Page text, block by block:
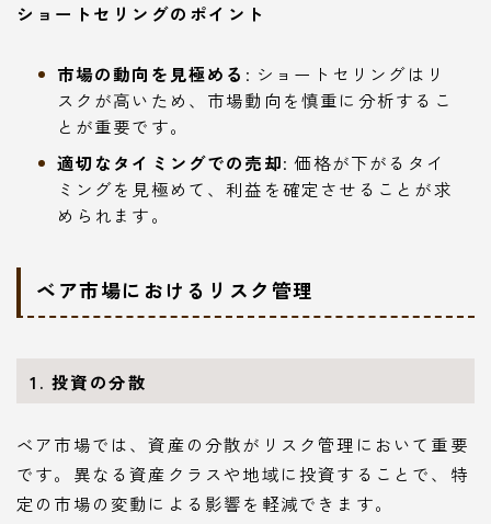
ショートセリングのポイント
市場の動向を見極める : ショートセリングはリ
スクが高いため、市場動向を慎重に分析するこ
とが重要です。
適切なタイミングでの売却: 価格が下がるタイ
ミングを見極めて、利益を確定させることが求
められます。
ベア市場におけるリスク管理
1. 投資の分散
ベア市場では、資産の分散がリスク管理において重要
です。異なる資産クラスや地域に投資することで、特
定の市場の変動による影響を軽減できます。